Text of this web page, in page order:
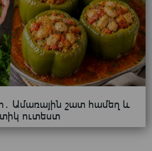
Ամառային շատ համեղ և
ուտեստ